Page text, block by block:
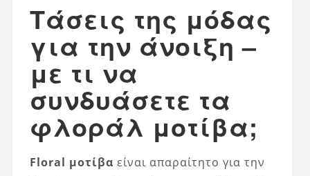
Τάσεις της μόδας
για την άνοιξη –
με τι να
συνδυάσετε τα
φλοράλ μοτίβα;
Floral μοτίβα είναι απαραίτητο για την